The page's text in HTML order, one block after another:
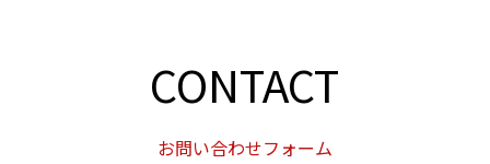
CONTACT
お問い合わせフォーム